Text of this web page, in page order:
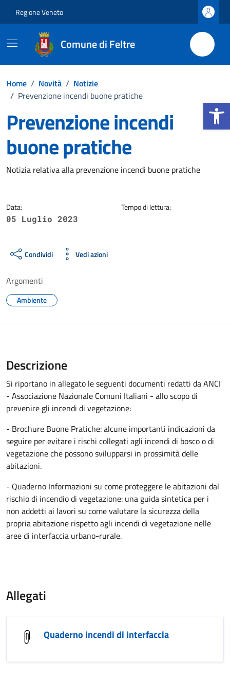
Apri la
Regione Veneto
Comune di Feltre
Home / Novità / Notizie
/ Prevenzione incendi buone pratiche
Prevenzione incendi
buone pratiche
Dettagli della notizia
Notizia relativa alla prevenzione incendi buone pratiche
Data:
05 Luglio 2023
Tempo di lettura:
Condividi Vedi azioni
Argomenti
Ambiente
Descrizione
Si riportano in allegato le seguenti documenti redatti da ANCI
- Associazione Nazionale Comuni Italiani - allo scopo di
prevenire gli incendi di vegetazione:
- Brochure Buone Pratiche: alcune importanti indicazioni da
seguire per evitare i rischi collegati agli incendi di bosco o di
vegetazione che possono svilupparsi in prossimità delle
abitazioni.
- Quaderno Informazioni su come proteggere le abitazioni dal
rischio di incendio di vegetazione: una guida sintetica per i
non addetti ai lavori su come valutare la sicurezza della
propria abitazione rispetto agli incendi di vegetazione nelle
aree di interfaccia urbano-rurale.
Allegati
Quaderno incendi di interfaccia